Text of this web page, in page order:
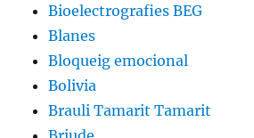
Bioelectrografies BEG
Blanes
Bloqueig emocional
Bolivia
Brauli Tamarit Tamarit